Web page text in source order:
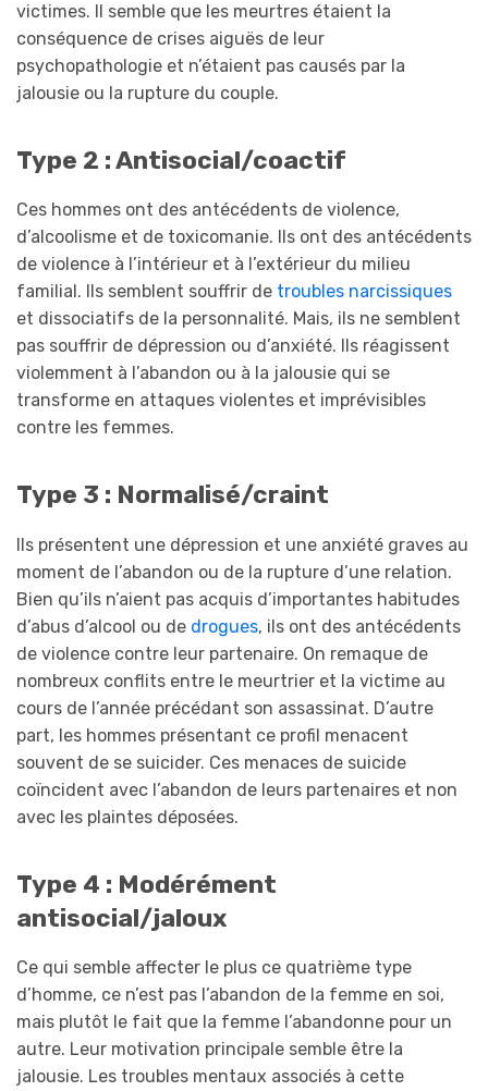
victimes. Il semble que les meurtres étaient la
conséquence de crises aiguës de leur
psychopathologie et n’étaient pas causés par la
jalousie ou la rupture du couple.
Type 2 : Antisocial/coactif
Ces hommes ont des antécédents de violence,
d’alcoolisme et de toxicomanie. Ils ont des antécédents
de violence à l’intérieur et à l’extérieur du milieu
familial. Ils semblent souffrir de troubles narcissiques
et dissociatifs de la personnalité. Mais, ils ne semblent
pas souffrir de dépression ou d’anxiété. Ils réagissent
violemment à l’abandon ou à la jalousie qui se
transforme en attaques violentes et imprévisibles
contre les femmes.
Type 3 : Normalisé/craint
Ils présentent une dépression et une anxiété graves au
moment de l’abandon ou de la rupture d’une relation.
Bien qu’ils n’aient pas acquis d’importantes habitudes
d’abus d’alcool ou de drogues, ils ont des antécédents
de violence contre leur partenaire. On remaque de
nombreux conflits entre le meurtrier et la victime au
cours de l’année précédant son assassinat. D’autre
part, les hommes présentant ce profil menacent
souvent de se suicider. Ces menaces de suicide
coïncident avec l’abandon de leurs partenaires et non
avec les plaintes déposées.
Type 4 : Modérément
antisocial/jaloux
Ce qui semble affecter le plus ce quatrième type
d’homme, ce n’est pas l’abandon de la femme en soi,
mais plutôt le fait que la femme l’abandonne pour un
autre. Leur motivation principale semble être la
jalousie. Les troubles mentaux associés à cette